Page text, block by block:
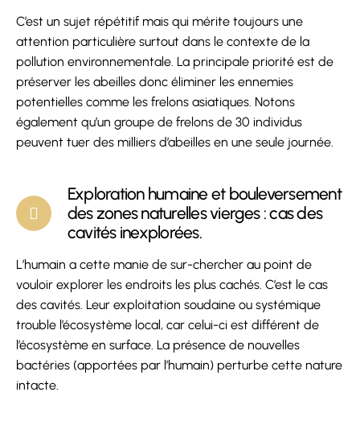
C’est un sujet répétitif mais qui mérite toujours une
attention particulière surtout dans le contexte de la
pollution environnementale. La principale priorité est de
préserver les abeilles donc éliminer les ennemies
potentielles comme les frelons asiatiques. Notons
également qu’un groupe de frelons de 30 individus
peuvent tuer des milliers d’abeilles en une seule journée.
Exploration humaine et bouleversement
des zones naturelles vierges : cas des
cavités inexplorées.
L’humain a cette manie de sur-chercher au point de
vouloir explorer les endroits les plus cachés. C’est le cas
des cavités. Leur exploitation soudaine ou systémique
trouble l’écosystème local, car celui-ci est différent de
l’écosystème en surface. La présence de nouvelles
bactéries (apportées par l’humain) perturbe cette nature
intacte.